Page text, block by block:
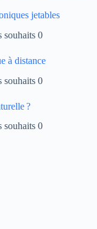
jetables
souhaits 0
à distance
souhaits 0
?
souhaits 0